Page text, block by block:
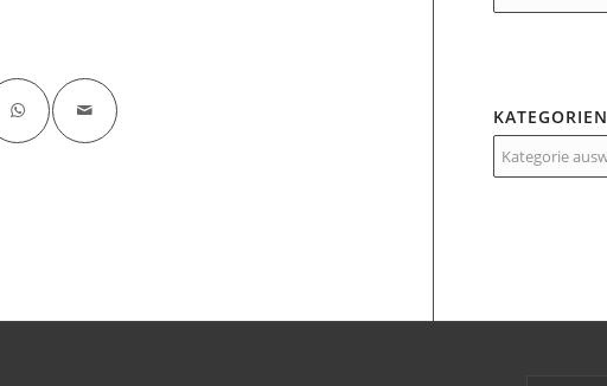
KATEGORIEN
Kategorien